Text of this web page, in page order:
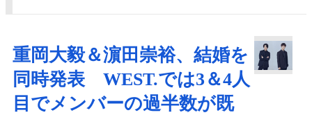
重岡大毅＆濵田崇裕、結婚を
同時発表 WEST.では3＆4人
目でメンバーの過半数が既